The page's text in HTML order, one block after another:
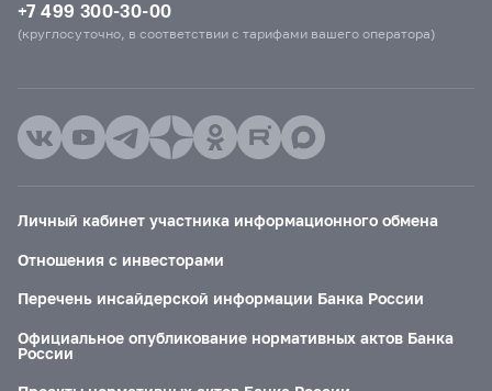
+7 499 300-30-00
(круглосуточно, в соответствии с тарифами вашего оператора)
Личный кабинет участника информационного обмена
Отношения с инвесторами
Перечень инсайдерской информации Банка России
Официальное опубликование нормативных актов Банка
России